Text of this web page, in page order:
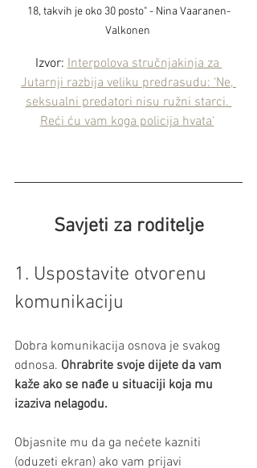
18, takvih je oko 30 posto" - Nina Vaaranen-
Valkonen
Izvor: Interpolova stručnjakinja za
Jutarnji razbija veliku predrasudu: ‘Ne,
seksualni predatori nisu ružni starci.
Reći ću vam koga policija hvata‘
Savjeti za roditelje
1. Uspostavite otvorenu
komunikaciju
Dobra komunikacija osnova je svakog
odnosa. Ohrabrite svoje dijete da vam
kaže ako se nađe u situaciji koja mu
izaziva nelagodu.
Objasnite mu da ga nećete kazniti
(oduzeti ekran) ako vam prijavi